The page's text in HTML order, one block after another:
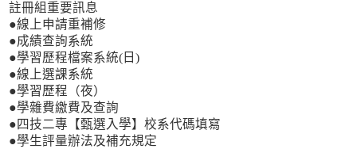
註冊組重要訊息
●線上申請重補修
●成績查詢系統
●學習歷程檔案系統(日)
●線上選課系統
●學習歷程（夜）
●學雜費繳費及查詢
●四技二專【甄選入學】校系代碼填寫
●學生評量辦法及補充規定